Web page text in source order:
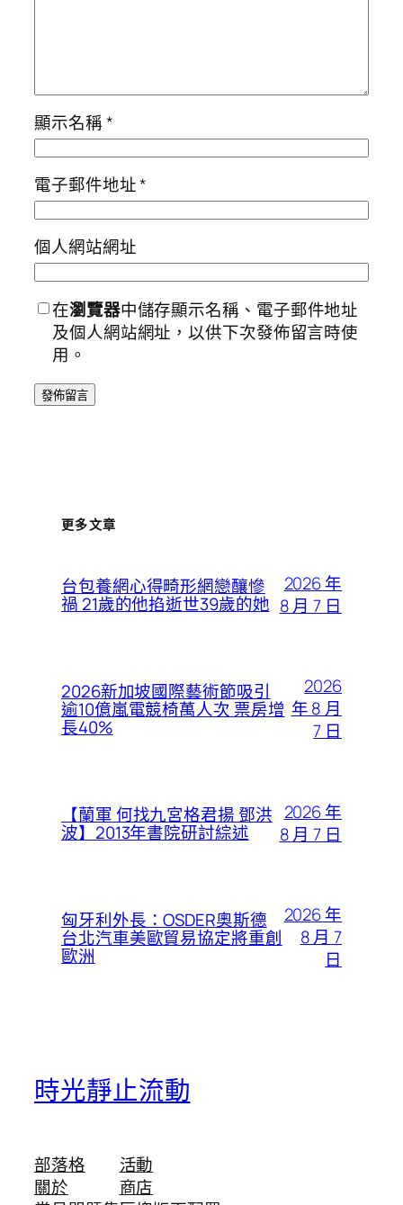
顯示名稱*
電子郵件地址*
個人網站網址
在瀏覽器中儲存顯示名稱、電子郵件地址
及個人網站網址，以供下次發佈留言時使
用。
更多文章
台包養網心得畸形網戀釀慘
禍 21歲的他掐逝世39歲的她
2026 年
8 月 7 日
2026新加坡國際藝術節吸引
逾10億嵐電競椅萬人次 票房增
長40%
2026
年 8 月
7 日
【蘭軍 何找九宮格君揚 鄧洪
波】2013年書院研討綜述
2026 年
8 月 7 日
匈牙利外長：OSDER奧斯德
台北汽車美歐貿易協定將重創
歐洲
2026 年
8 月 7
日
時光靜止流動
部落格
關於
活動
商店